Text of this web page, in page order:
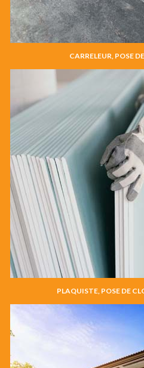
CARRELEUR, POSE
PLAQUISTE, POSE DE